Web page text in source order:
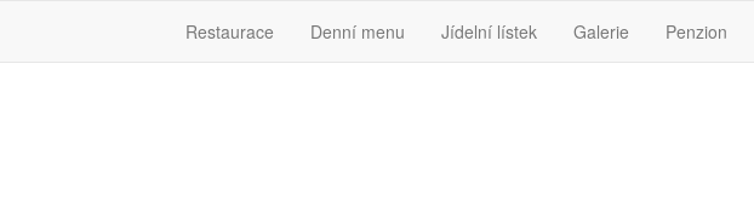
Restaurace Denní menu Jídelní lístek Galerie Penzion